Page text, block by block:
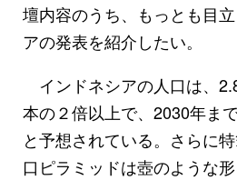
壇内容のうち、もっとも目
アの発表を紹介したい。
インドネシアの人口は、
本の２倍以上で、2030年ま
と予想されている。さらに
口ピラミッドは壺のような